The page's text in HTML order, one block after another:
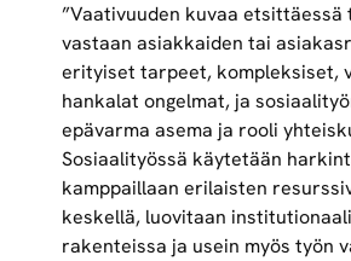
”Vaativuuden kuvaa etsittäessä
vastaan asiakkaiden tai
erityiset tarpeet, kompleksiset,
hankalat ongelmat, ja
epävarma asema ja rooli
Sosiaalityössä käytetään
kamppaillaan erilaisten
keskellä, luovitaan
rakenteissa ja usein myös työn